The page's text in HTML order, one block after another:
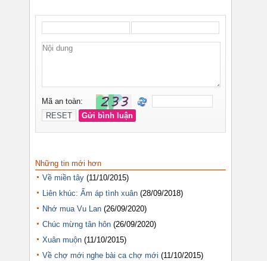
Những tin mới hơn
Về miền tây (11/10/2015)
Liên khúc: Ấm áp tình xuân (28/09/2018)
Nhớ mua Vu Lan (26/09/2020)
Chúc mừng tân hôn (26/09/2020)
Xuân muộn (11/10/2015)
Về chợ mới nghe bài ca chợ mới (11/10/2015)